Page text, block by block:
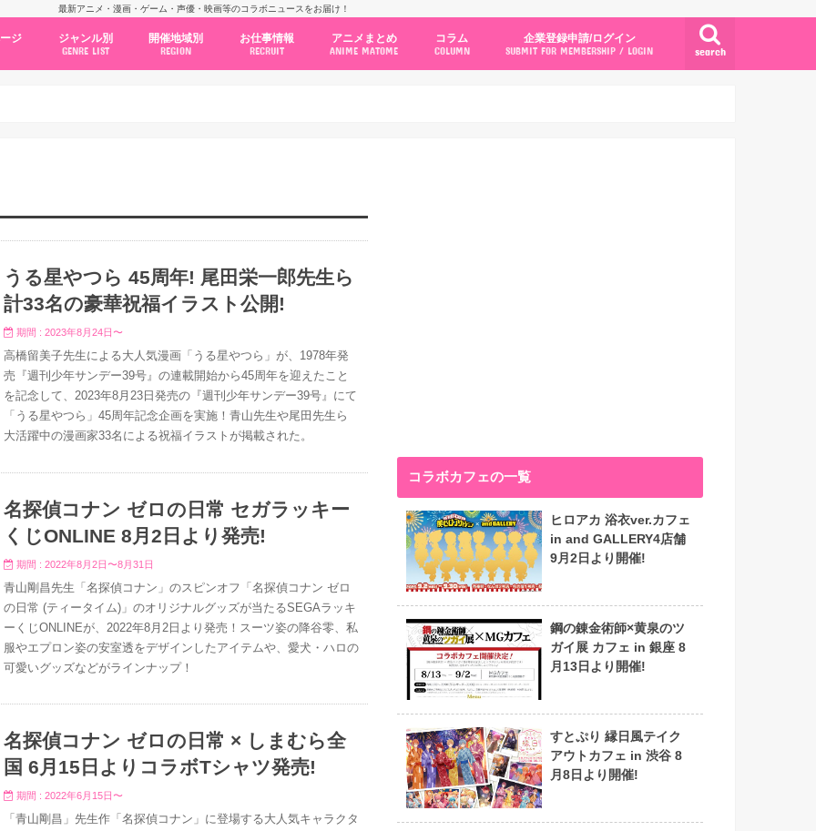
最新アニメ・漫画・ゲーム・声優・映画等のコラボニュースをお届け！
search
ジ ジャンル別
GENRE LIST
開催地域別
REGION
お仕事情報
RECRUIT
アニメまとめ
ANIME MATOME
コラム
COLUMN
企業登録申請/ログイン
SUBMIT FOR MEMBERSHIP / LOGIN
うる星やつら 45周年! 尾田栄一郎先生ら
計33名の豪華祝福イラスト公開!
期間 : 2023年8月24日〜
高橋留美子先生による大人気漫画「うる星やつら」が、1978年発
売『週刊少年サンデー39号』の連載開始から45周年を迎えたこと
を記念して、2023年8月23日発売の『週刊少年サンデー39号』にて
「うる星やつら」45周年記念企画を実施！青山先生や尾田先生ら
大活躍中の漫画家33名による祝福イラストが掲載された。
名探偵コナン ゼロの日常 セガラッキー
くじONLINE 8月2日より発売!
期間 : 2022年8月2日〜8月31日
青山剛昌先生「名探偵コナン」のスピンオフ「名探偵コナン ゼロ
の日常 (ティータイム)」のオリジナルグッズが当たるSEGAラッキ
ーくじONLINEが、2022年8月2日より発売！スーツ姿の降谷零、私
服やエプロン姿の安室透をデザインしたアイテムや、愛犬・ハロの
可愛いグッズなどがラインナップ！
名探偵コナン ゼロの日常 × しまむら全
国 6月15日よりコラボTシャツ発売!
期間 : 2022年6月15日〜
「青山剛昌」先生作「名探偵コナン」に登場する大人気キャラクタ
コラボカフェの一覧
ヒロアカ 浴衣ver.カフェ
in and GALLERY4店舗
9月2日より開催!
鋼の錬金術師×黄泉のツ
ガイ展 カフェ in 銀座 8
月13日より開催!
すとぷり 縁日風テイク
アウトカフェ in 渋谷 8
月8日より開催!